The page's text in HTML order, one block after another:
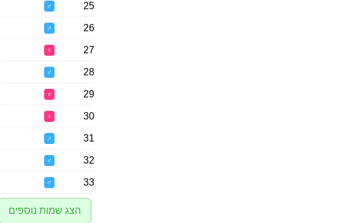
25
♂
26
♂
27
♀
28
♂
29
♀
30
♀
31
♂
32
♂
33
♂
הצג שמות נוספים